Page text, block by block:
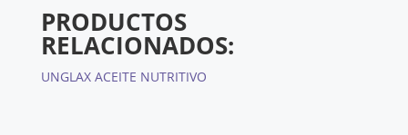
PRODUCTOS
RELACIONADOS:
UNGLAX ACEITE NUTRITIVO